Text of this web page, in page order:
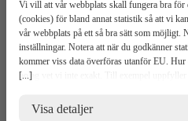
[...]
Vi vill att vår webbplats skall fungera bra
(cookies) för bland annat statistik så att vi
vår webbplats på ett så bra sätt som möjligt.
inställningar. Notera att när du godkänner
kommer viss data överföras utanför EU.
bolag vet vi inte exakt. Till exempel
risker för dina personuppgifter. De berörda
brottsbekämpande myndigheter i USA om
Visa detaljer
Artline 90
Fäster på de flesta material